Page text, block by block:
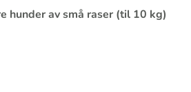
hunder av små raser (til 10 kg)